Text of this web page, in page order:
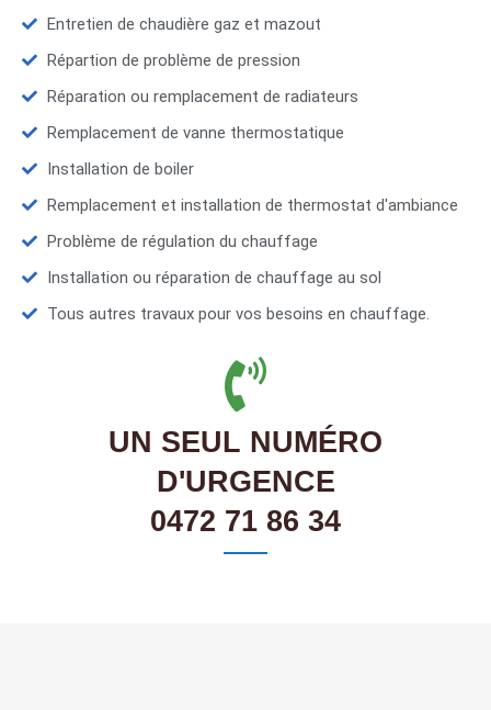
Entretien de chaudière gaz et mazout
Répartion de problème de pression
Réparation ou remplacement de radiateurs
Remplacement de vanne thermostatique
Installation de boiler
Remplacement et installation de thermostat d'ambiance
Problème de régulation du chauffage
Installation ou réparation de chauffage au sol
Tous autres travaux pour vos besoins en chauffage.
UN SEUL NUMÉRO
D'URGENCE
0472 71 86 34